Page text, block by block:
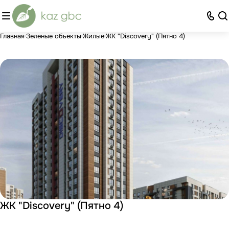
Главная Зеленые объекты ЖилыеЖК "Discovery" (Пятно 4)
ЖК "Discovery" (Пятно 4)